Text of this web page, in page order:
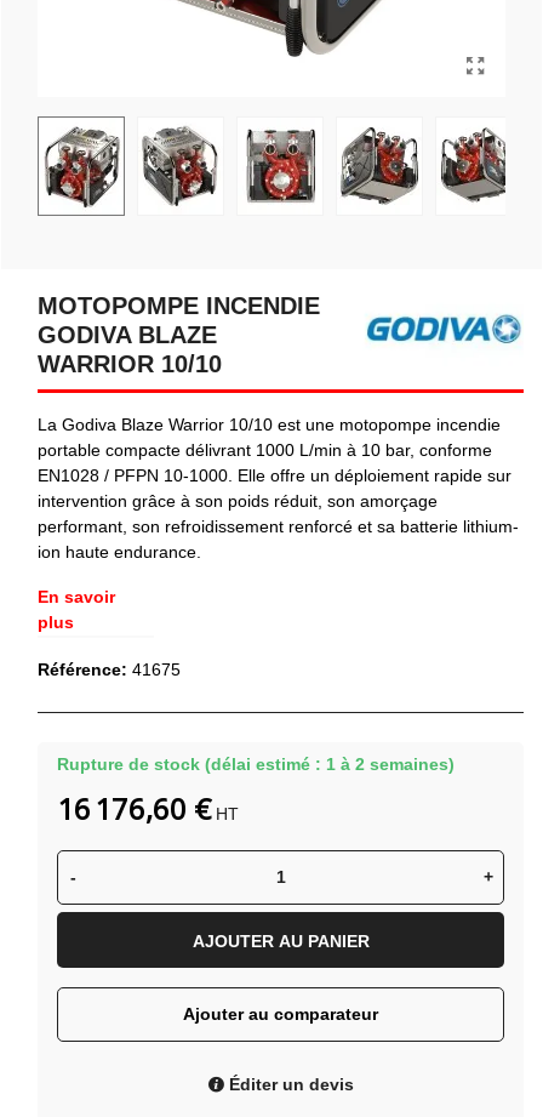
MOTOPOMPE INCENDIE
GODIVA BLAZE
WARRIOR 10/10
La Godiva Blaze Warrior 10/10 est une motopompe incendie
portable compacte délivrant 1000 L/min à 10 bar, conforme
EN1028 / PFPN 10-1000. Elle offre un déploiement rapide sur
intervention grâce à son poids réduit, son amorçage
performant, son refroidissement renforcé et sa batterie lithium-
ion haute endurance.
En savoir
plus
Référence: 41675
Rupture de stock (délai estimé : 1 à 2 semaines)
- +
AJOUTER AU PANIER
Ajouter au comparateur
Éditer un devis
16 176,60 € HT